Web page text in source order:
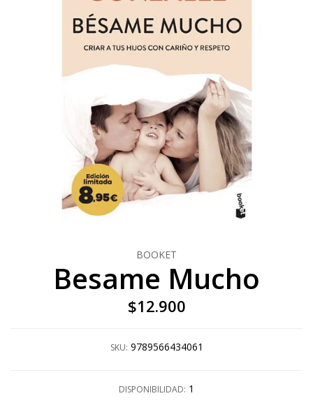
BOOKET
Besame Mucho
$12.900
SKU: 9789566434061
DISPONIBILIDAD: 1